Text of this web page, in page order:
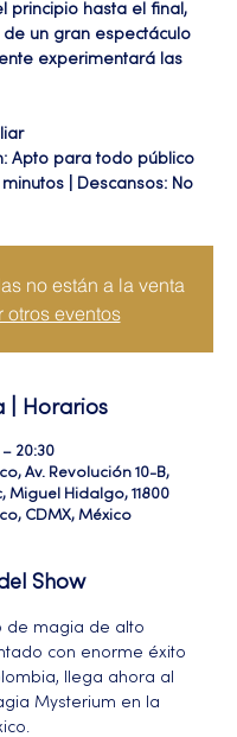
principio hasta el final,
un gran espectáculo
experimentará las
Apto para todo público
minutos | Descansos: No
no están a la venta
otros eventos
| Horarios
– 20:30
Av. Revolución 10-B,
Miguel Hidalgo, 11800
CDMX, México
Show
de magia de alto
con enorme éxito
llega ahora al
Mysterium en la